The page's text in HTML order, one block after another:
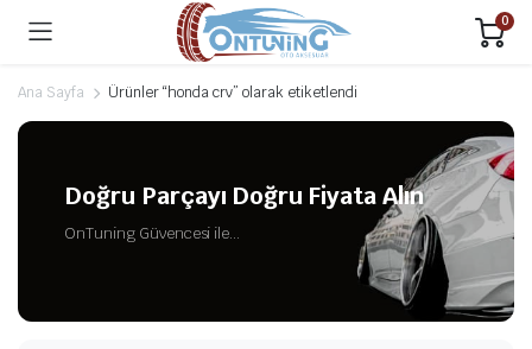
0
Ana Sayfa Ürünler “honda crv” olarak etiketlendi
Doğru Parçayı Doğru Fiyata Alın
OnTuning Güvencesi ile...